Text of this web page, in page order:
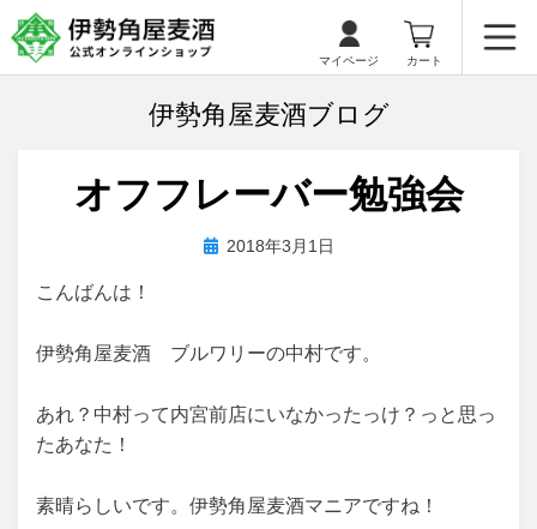
マイページ カート
伊勢角屋麦酒ブログ
オフフレーバー勉強会
投稿者biyagura.by
投 2018年3月1日
こんばんは！
伊勢角屋麦酒 ブルワリーの中村です。
あれ？中村って内宮前店にいなかったっけ？っと思っ
たあなた！
素晴らしいです。伊勢角屋麦酒マニアですね！